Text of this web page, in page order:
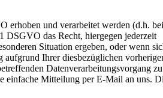
erhoben und verarbeitet werden (d.h. bei
DSGVO das Recht, hiergegen jederzeit
Situation ergeben, oder wenn
Ihrer diesbezüglichen
Datenverarbeitungsvorgang zu
einfache Mitteilung per E-Mail an uns.